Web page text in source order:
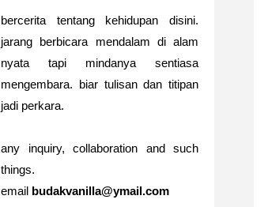
bercerita tentang kehidupan disini.
jarang berbicara mendalam di alam
nyata tapi mindanya sentiasa
mengembara. biar tulisan dan titipan
jadi perkara.
any inquiry, collaboration and such
things.
email budakvanilla@ymail.com